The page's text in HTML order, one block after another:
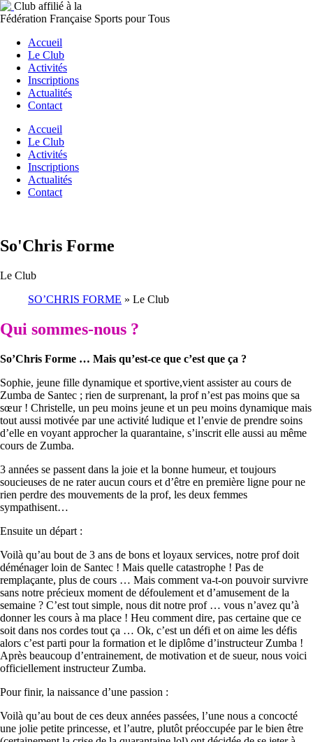
Club affilié à la
Fédération Française Sports pour Tous
Accueil
Le Club
Activités
Inscriptions
Actualités
Contact
Accueil
Le Club
Activités
Inscriptions
Actualités
Contact
So'Chris Forme
Le Club
SO’CHRIS FORME » Le Club
Qui sommes-nous ?
So’Chris Forme … Mais qu’est-ce que c’est que ça ?
Sophie, jeune fille dynamique et sportive,vient assister au cours de
Zumba de Santec ; rien de surprenant, la prof n’est pas moins que sa
sœur ! Christelle, un peu moins jeune et un peu moins dynamique mais
tout aussi motivée par une activité ludique et l’envie de prendre soins
d’elle en voyant approcher la quarantaine, s’inscrit elle aussi au même
cours de Zumba.
3 années se passent dans la joie et la bonne humeur, et toujours
soucieuses de ne rater aucun cours et d’être en première ligne pour ne
rien perdre des mouvements de la prof, les deux femmes
sympathisent…
Ensuite un départ :
Voilà qu’au bout de 3 ans de bons et loyaux services, notre prof doit
déménager loin de Santec ! Mais quelle catastrophe ! Pas de
remplaçante, plus de cours … Mais comment va-t-on pouvoir survivre
sans notre précieux moment de défoulement et d’amusement de la
semaine ? C’est tout simple, nous dit notre prof … vous n’avez qu’à
donner les cours à ma place ! Heu comment dire, pas certaine que ce
soit dans nos cordes tout ça … Ok, c’est un défi et on aime les défis
alors c’est parti pour la formation et le diplôme d’instructeur Zumba !
Après beaucoup d’entrainement, de motivation et de sueur, nous voici
officiellement instructeur Zumba.
Pour finir, la naissance d’une passion :
Voilà qu’au bout de ces deux années passées, l’une nous a concocté
une jolie petite princesse, et l’autre, plutôt préoccupée par le bien être